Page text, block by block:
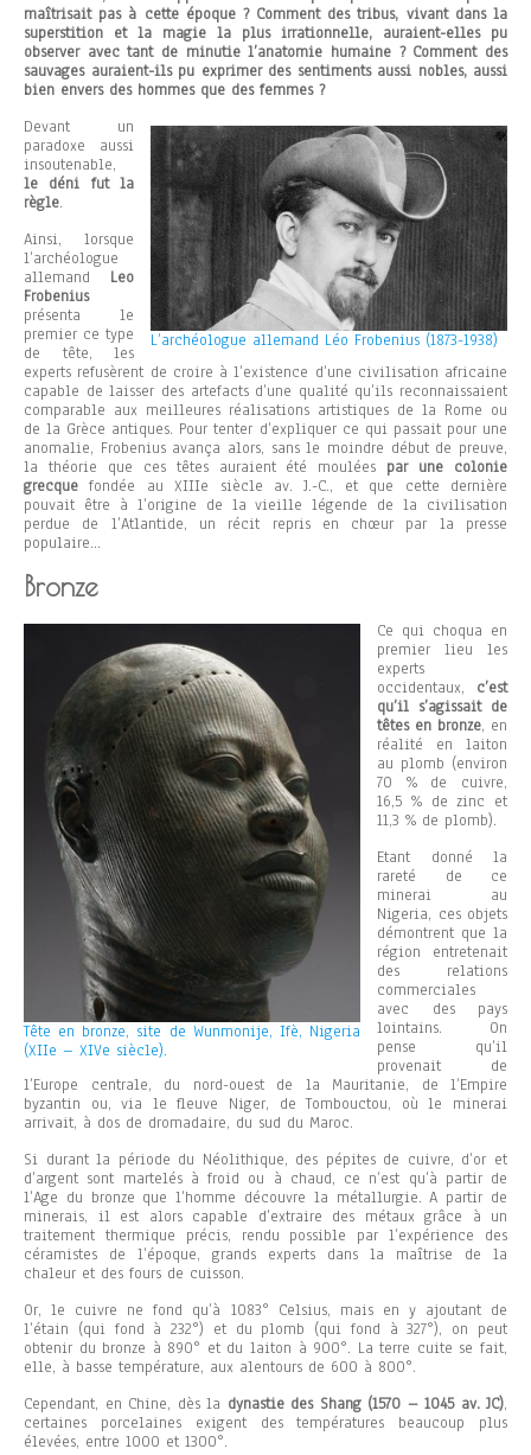
maîtrisait pas à cette époque ? Comment des tribus, vivant dans la
superstition et la magie la plus irrationnelle, auraient-elles pu
observer avec tant de minutie l’anatomie humaine ? Comment des
sauvages auraient-ils pu exprimer des sentiments aussi nobles, aussi
bien envers des hommes que des femmes ?
L’archéologue allemand Léo Frobenius (1873-1938)
Devant un
paradoxe aussi
insoutenable,
le déni fut la
règle.
Ainsi, lorsque
l’archéologue
allemand Leo
Frobenius
présenta le
premier ce type
de tête, les
experts refusèrent de croire à l’existence d’une civilisation africaine
capable de laisser des artefacts d’une qualité qu’ils reconnaissaient
comparable aux meilleures réalisations artistiques de la Rome ou
de la Grèce antiques. Pour tenter d’expliquer ce qui passait pour une
anomalie, Frobenius avança alors, sans le moindre début de preuve,
la théorie que ces têtes auraient été moulées par une colonie
grecque fondée au XIIIe siècle av. J.-C., et que cette dernière
pouvait être à l’origine de la vieille légende de la civilisation
perdue de l’Atlantide, un récit repris en chœur par la presse
populaire…
Bronze
Tête en bronze, site de Wunmonije, Ifè, Nigeria
(XIIe – XIVe siècle).
Ce qui choqua en
premier lieu les
experts
occidentaux, c’est
qu’il s’agissait de
têtes en bronze, en
réalité en laiton
au plomb (environ
70 % de cuivre,
16,5 % de zinc et
11,3 % de plomb).
Etant donné la
rareté de ce
minerai au
Nigeria, ces objets
démontrent que la
région entretenait
des relations
commerciales
avec des pays
lointains. On
pense qu’il
provenait de
l’Europe centrale, du nord-ouest de la Mauritanie, de l’Empire
byzantin ou, via le fleuve Niger, de Tombouctou, où le minerai
arrivait, à dos de dromadaire, du sud du Maroc.
Si durant la période du Néolithique, des pépites de cuivre, d’or et
d’argent sont martelés à froid ou à chaud, ce n’est qu’à partir de
l’Age du bronze que l’homme découvre la métallurgie. A partir de
minerais, il est alors capable d’extraire des métaux grâce à un
traitement thermique précis, rendu possible par l’expérience des
céramistes de l’époque, grands experts dans la maîtrise de la
chaleur et des fours de cuisson.
Or, le cuivre ne fond qu’à 1083° Celsius, mais en y ajoutant de
l’étain (qui fond à 232°) et du plomb (qui fond à 327°), on peut
obtenir du bronze à 890° et du laiton à 900°. La terre cuite se fait,
elle, à basse température, aux alentours de 600 à 800°.
Cependant, en Chine, dès la dynastie des Shang (1570 – 1045 av. JC),
certaines porcelaines exigent des températures beaucoup plus
élevées, entre 1000 et 1300°.